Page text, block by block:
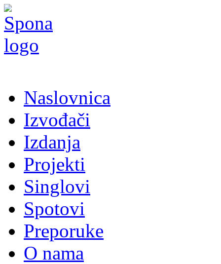
Naslovnica
Izvođači
Izdanja
Projekti
Singlovi
Spotovi
Preporuke
O nama